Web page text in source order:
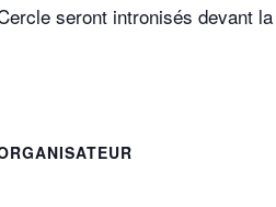
seront intronisés devant